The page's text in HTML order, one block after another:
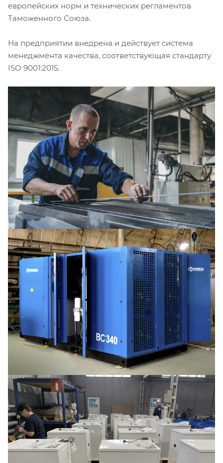
европейских норм и технических регламентов
Таможенного Союза.
На предприятии внедрена и действует система
менеджмента качества, соответствующая стандарту
ISO 9001:2015.